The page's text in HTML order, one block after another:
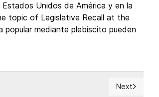
Unidos de América y en la
topic of Legislative Recall at the
mediante plebiscito pueden
Next article:
Next